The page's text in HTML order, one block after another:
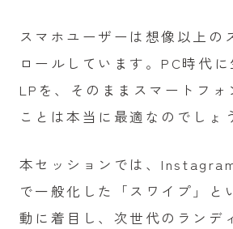
スマホユーザーは想像以上の
ロールしています。PC時代
LPを、そのままスマートフォ
ことは本当に最適なのでしょ
本セッションでは、
で一般化した「スワイプ」と
動に着目し、次世代のランデ